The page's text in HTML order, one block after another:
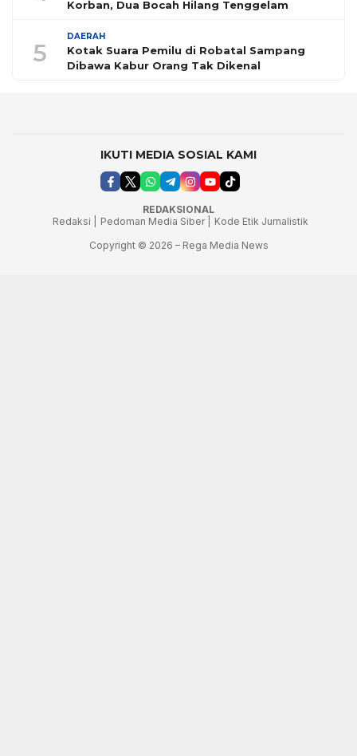
Korban, Dua Bocah Hilang Tenggelam
5
DAERAH
Kotak Suara Pemilu di Robatal Sampang
Dibawa Kabur Orang Tak Dikenal
IKUTI MEDIA SOSIAL KAMI
REDAKSIONAL
Redaksi |
Pedoman Media Siber |
Kode Etik Jurnalistik
Copyright © 2026 – Rega Media News